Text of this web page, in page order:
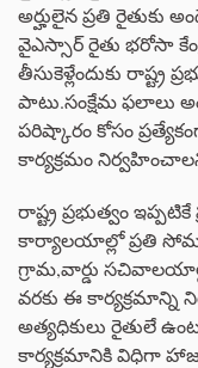
అర్హులైన ప్రతి
వైఎస్సార్ రైతు భరోసా
తీసుకెళ్లేందుకు రాష్ట్ర
పాటు.సంక్షేమ ఫలాలు
పరిష్కారం కోసం
కార్యక్రమం
రాష్ట్ర ప్రభుత్వం
కార్యాలయాల్లో ప్రతి
గ్రామ,వార్డు
వరకు ఈ కార్యక్రమాన్ని
అత్యధికులు రైతులే
కార్యక్రమానికి విధిగా